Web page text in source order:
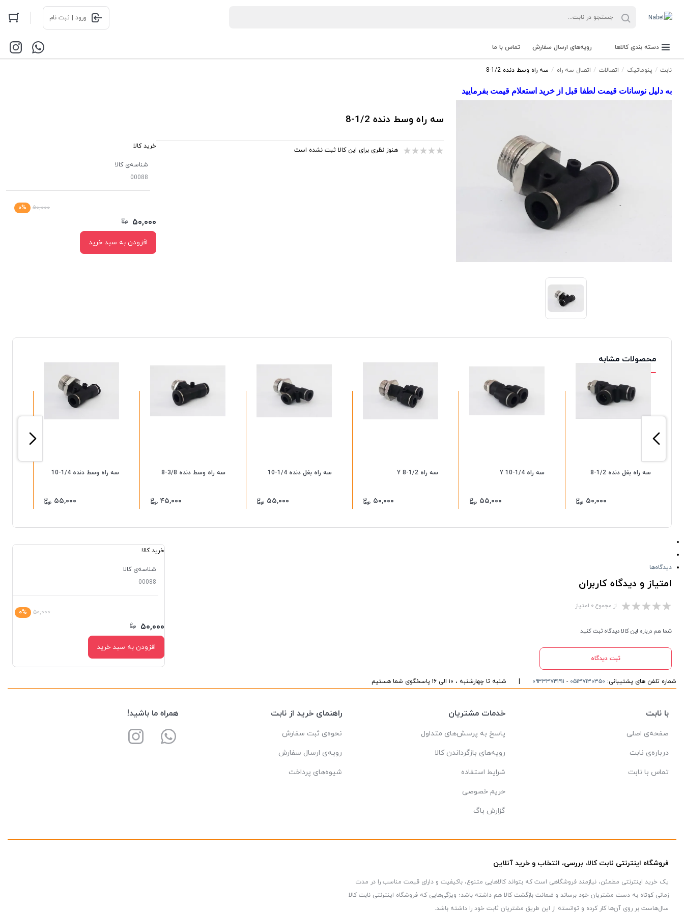
ورود | ثبت نام
دسته بندی کالاها رویه‌های ارسال سفارش تماس با ما
نابت پنوماتیک اتصالات اتصال سه راه سه راه وسط دنده 1/2-8
به دلیل نوسانات قیمت لطفا قبل از خرید استعلام قیمت بفرمایید
سه راه وسط دنده 1/2-8
هنوز نظری برای این کالا ثبت نشده است
خرید کالا
شناسه‌ی کالا
00088
۵۰,۰۰۰ ۰%
۵۰,۰۰۰
افزودن به سبد خرید
محصولات مشابه
سه راه بغل دنده 1/2-8
۵۰,۰۰۰
سه راه 1/4-10 Y
۵۵,۰۰۰
سه راه 1/2-8 Y
۵۰,۰۰۰
سه راه بغل دنده 1/4-10
۵۵,۰۰۰
سه راه وسط دنده 3/8-8
۴۵,۰۰۰
سه راه وسط دنده 1/4-10
۵۵,۰۰۰
دیدگاه‌ها
امتیاز و دیدگاه کاربران
از مجموع ۰ امتیاز
شما هم درباره این کالا دیدگاه ثبت کنید
ثبت دیدگاه
خرید کالا
شناسه‌ی کالا
00088
۵۰,۰۰۰ ۰%
۵۰,۰۰۰
افزودن به سبد خرید
شماره تلفن های پشتیبانی: ۰۵۱۳۷۱۳۰۳۵۰ - ۰۹۳۳۳۷۴۱۹۱۱ شنبه تا چهارشنبه ، ۱۰ الی ۱۶ پاسخگوی شما هستیم
با نابت
صفحه‌ی اصلی
درباره‌ی نابت
تماس با نابت
خدمات مشتریان
پاسخ به پرسش‌های متداول
رویه‌های بازگرداندن کالا
شرایط استفاده
حریم خصوصی
گزارش باگ
راهنمای خرید از نابت
نحوه‌ی ثبت سفارش
رویه‌ی ارسال سفارش
شیوه‌های پرداخت
همراه ما باشید!
فروشگاه اینترنتی نابت کالا، بررسی، انتخاب و خرید آنلاین
یک خرید اینترنتی مطمئن، نیازمند فروشگاهی است که بتواند کالاهایی متنوع، باکیفیت و دارای قیمت مناسب را در مدت
زمانی کوتاه به دست مشتریان خود برساند و ضمانت بازگشت کالا هم داشته باشد؛ ویژگی‌هایی که فروشگاه اینترنتی نابت کالا
سال‌هاست بر روی آن‌ها کار کرده و توانسته از این طریق مشتریان ثابت خود را داشته باشد.